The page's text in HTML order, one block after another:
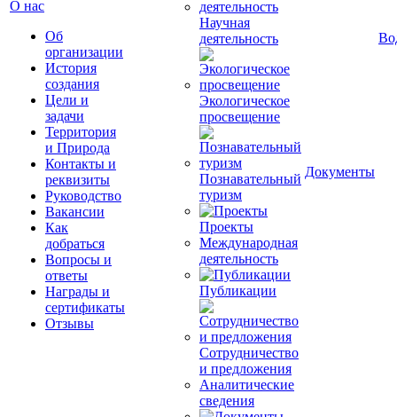
О нас
Об
организации
История
создания
Цели и
задачи
Территория
и Природа
Контакты и
реквизиты
Руководство
Вакансии
Как
добраться
Вопросы и
ответы
Награды и
сертификаты
Отзывы
Научная
деятельность
Экологическое
просвещение
Познавательный
туризм
Проекты
Международная
деятельность
Публикации
Сотрудничество
и предложения
Аналитические
сведения
Документы